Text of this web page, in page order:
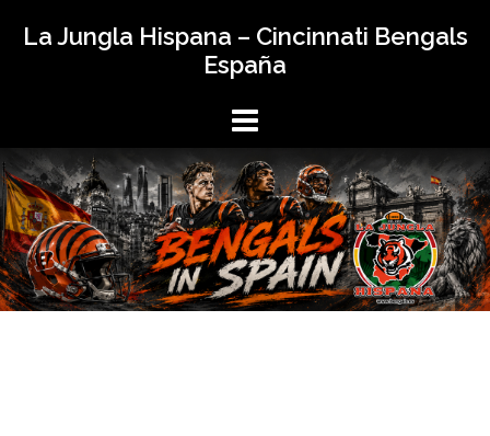
La Jungla Hispana – Cincinnati Bengals
España